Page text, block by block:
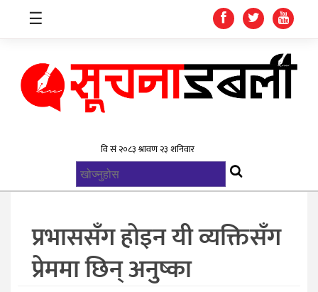
स्वास्थ्य
खेलकुद
☰
प्रभाससँग होइन यी व्यक्तिसँग
प्रेममा छिन् अनुष्का